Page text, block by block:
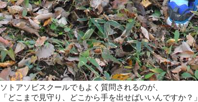
ソトアソビスクールでもよく質問されるのが、
「どこまで見守り、どこから手を出せばいいんですか？」